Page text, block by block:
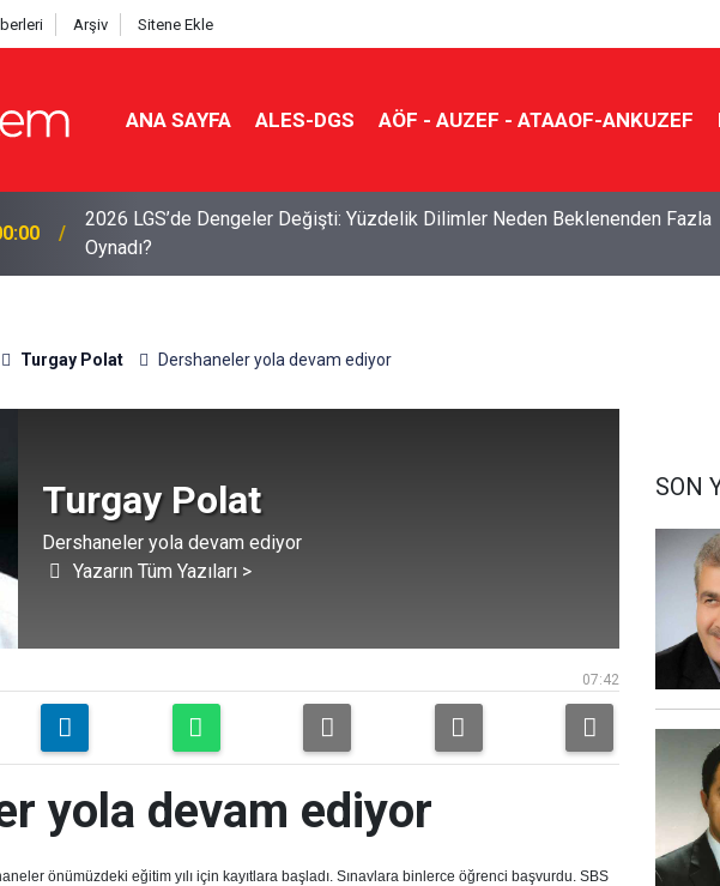
Arşiv Sitene Ekle
ANA SAYFA ALES-DGS AÖF - AUZEF - ATAAOF-ANKUZEF
2026 LGS’de Dengeler Değişti: Yüzdelik Dilimler Neden Beklenenden Fazla
Oynadı?
Turgay Polat Dershaneler yola devam ediyor
Turgay Polat
Dershaneler yola devam ediyor
Yazarın Tüm Yazıları >
07:42
yola devam ediyor
önümüzdeki eğitim yılı için kayıtlara başladı. Sınavlara binlerce öğrenci başvurdu. SBS
SON